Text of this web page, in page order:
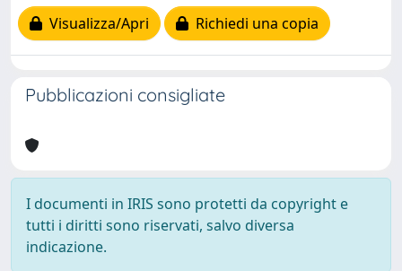
Visualizza/Apri
Richiedi una copia
Pubblicazioni consigliate
I documenti in IRIS sono protetti da copyright e
tutti i diritti sono riservati, salvo diversa
indicazione.